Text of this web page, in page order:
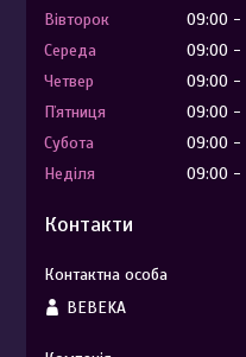
Вівторок
09:00
Середа
09:00
Четвер
09:00
Пʼятниця
09:00
Субота
09:00
Неділя
09:00
Контакти
BEBEKA